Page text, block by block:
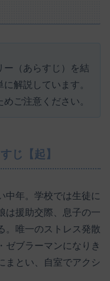
ー（あらすじ）を結
解説しています。
ご注意ください。
じ【起】
中年。学校では生徒に
は援助交際、息子の一
。唯一のストレス発散
ゼブラーマンになりき
まとい、自室でアクシ